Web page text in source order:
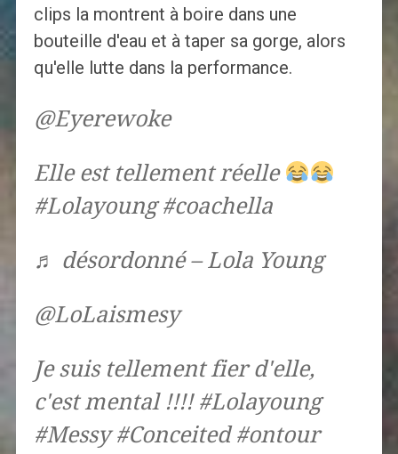
clips la montrent à boire dans une
bouteille d'eau et à taper sa gorge, alors
qu'elle lutte dans la performance.
@Eyerewoke
Elle est tellement réelle
#Lolayoung #coachella
♬ désordonné – Lola Young
@LoLaismesy
Je suis tellement fier d'elle,
c'est mental !!!! #Lolayoung
#Messy #Conceited #ontour